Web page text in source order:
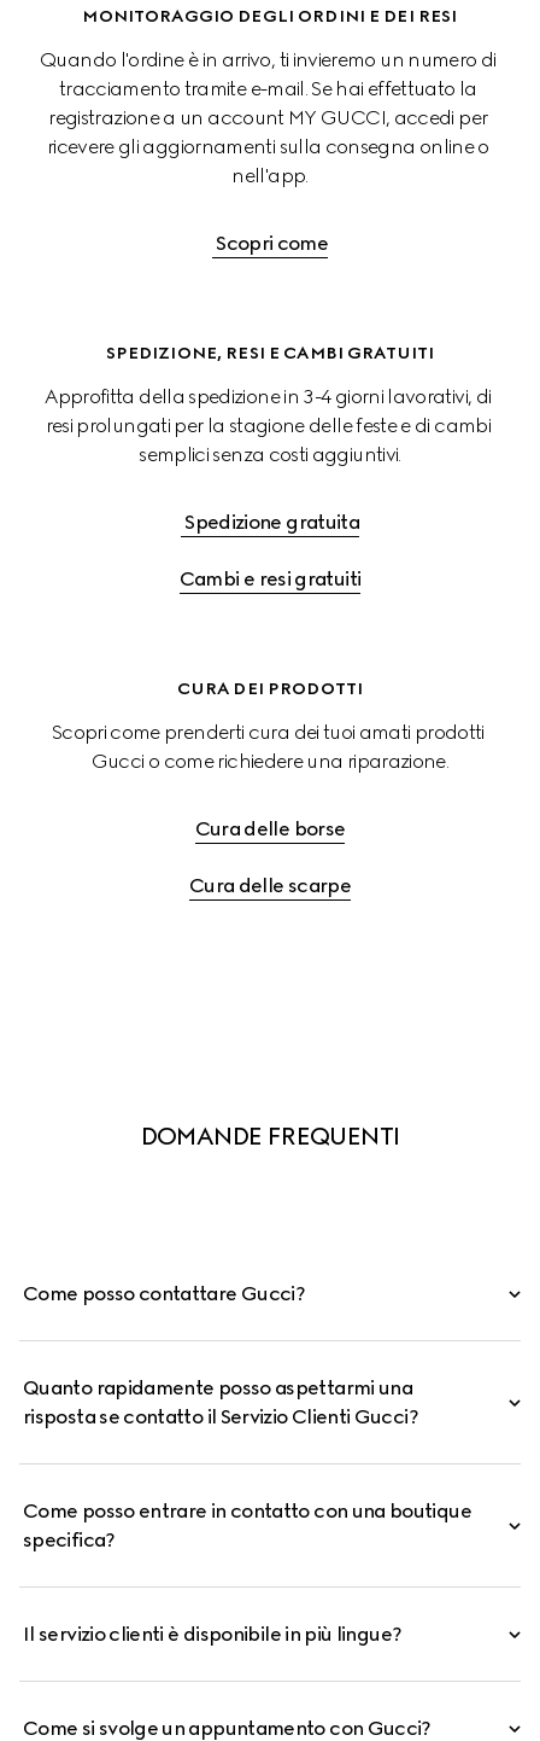
MONITORAGGIO DEGLI ORDINI E DEI RESI
Quando l'ordine è in arrivo, ti invieremo un numero di
tracciamento tramite e-mail. Se hai effettuato la
registrazione a un account MY GUCCI, accedi per
ricevere gli aggiornamenti sulla consegna online o
nell'app.
Scopri come
SPEDIZIONE, RESI E CAMBI GRATUITI
Approfitta della spedizione in 3-4 giorni lavorativi, di
resi prolungati per la stagione delle feste e di cambi
semplici senza costi aggiuntivi.
Spedizione gratuita
Cambi e resi gratuiti
CURA DEI PRODOTTI
Scopri come prenderti cura dei tuoi amati prodotti
Gucci o come richiedere una riparazione.
Cura delle borse
Cura delle scarpe
DOMANDE FREQUENTI
Come posso contattare Gucci?
Quanto rapidamente posso aspettarmi una
risposta se contatto il Servizio Clienti Gucci?
Come posso entrare in contatto con una boutique
specifica?
Il servizio clienti è disponibile in più lingue?
Come si svolge un appuntamento con Gucci?